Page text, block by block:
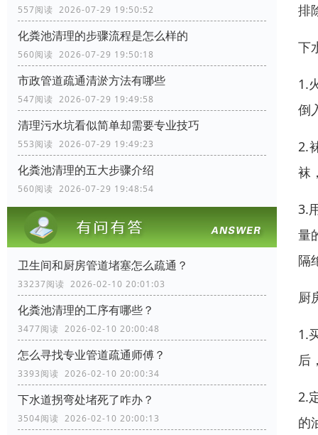
557阅读 2026-07-29 19:50:52
化粪池清理的步骤流程是怎么样的
560阅读 2026-07-29 19:50:18
市政管道疏通清淤方法有哪些
547阅读 2026-07-29 19:49:58
清理污水坑看似简单却需要专业技巧
553阅读 2026-07-29 19:49:23
化粪池清理的五大步骤介绍
560阅读 2026-07-29 19:48:54
卫生间和厨房管道堵塞怎么疏通？
33237阅读 2026-02-10 20:01:03
化粪池清理的工序有哪些？
3477阅读 2026-02-10 20:00:48
怎么寻找专业管道疏通师傅？
3393阅读 2026-02-10 20:00:34
下水道拐弯处堵死了咋办？
3504阅读 2026-02-10 20:00:13
排
下
1.
倒
2.
袜
3.
量
隔
厨
1.
后
2.
的